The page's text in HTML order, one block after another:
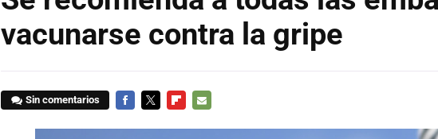
vacunarse contra la gripe
Sin comentarios